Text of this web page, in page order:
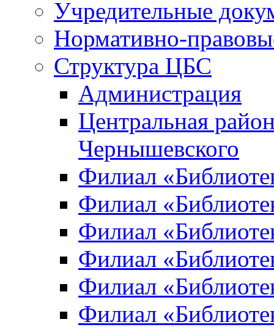
Учредительные
Нормативно-
Структура ЦБС
Администрация
Центральная
Чернышевского
Филиал
Филиал
Филиал
Филиал
Филиал
Филиал